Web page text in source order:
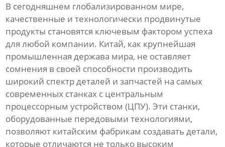
В сегодняшнем глобализированном мире,
качественные и технологически продвинутые
продукты становятся ключевым фактором успеха
для любой компании. Китай, как крупнейшая
промышленная держава мира, не оставляет
сомнения в своей способности производить
широкий спектр деталей и запчастей на самых
современных станках с центральным
процессорным устройством (ЦПУ). Эти станки,
оборудованные передовыми технологиями,
позволяют китайским фабрикам создавать детали,
которые отличаются не только высоким